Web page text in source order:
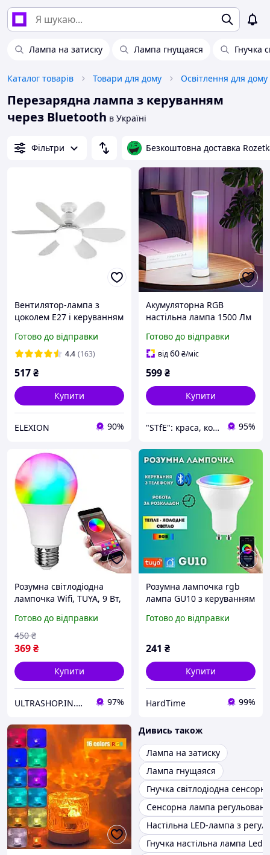
Лампа на затиску Лампа гнущаяся Гнучка
Каталог товарів Товари для дому Освітлення для дому
Перезарядна лампа з керуванням
через Bluetooth в Україні
Фільтри Безкоштовна доставка
Вентилятор-лампа з
цоколем E27 і керуванням
40 W) FLOWER FAN LIGHT
AT-2523D
Готово до відправки
4.4 (163)
517₴
Купити
ELEXION 90%
Акумуляторна RGB
настільна лампа 1500 Лм
пультом, керуванням
через додаток,
біла
Готово до відправки
від60₴/міс
599₴
Купити
"STfE": краса, комфорт і задоволення! 95%
Розумна світлодіодна
лампочка Wifi, TUYA, 9 Вт,
лампочка з керуванням
через телефон
Готово до відправки
369₴
450 ₴
Купити
ULTRASHOP.IN.UA 🛒 Інтернет-магазин трендових гаджетів 97%
Розумна лампочка rgb
лампа GU10 з керуванням
Готово до відправки
241 ₴
Купити
HardTime 99%
Дивись також
Лампа на затиску
Лампа гнущаяся
Гнучка світлодіодна
Сенсорна лампа
Настільна LED-лампа з
Гнучка настільна лампа Led